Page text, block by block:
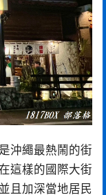
沖繩最熱鬧的街
這樣的國際大街
且加深當地居民